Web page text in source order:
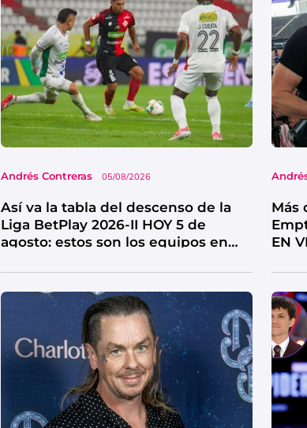
Andrés Contreras 05/08/2026
Así va la tabla del descenso de la
Liga BetPlay 2026-II HOY 5 de
agosto: estos son los equipos en
Más
EN